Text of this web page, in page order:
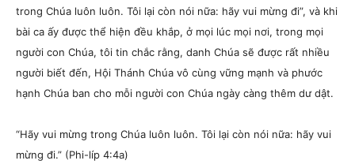
trong Chúa luôn luôn. Tôi lại còn nói nữa: hãy vui mừng đi”, và khi
bài ca ấy được thể hiện đều khắp, ở mọi lúc mọi nơi, trong mọi
người con Chúa, tôi tin chắc rằng, danh Chúa sẽ được rất nhiều
người biết đến, Hội Thánh Chúa vô cùng vững mạnh và phước
hạnh Chúa ban cho mỗi người con Chúa ngày càng thêm dư dật.
“Hãy vui mừng trong Chúa luôn luôn. Tôi lại còn nói nữa: hãy vui
mừng đi.” (Phi-líp 4:4a)